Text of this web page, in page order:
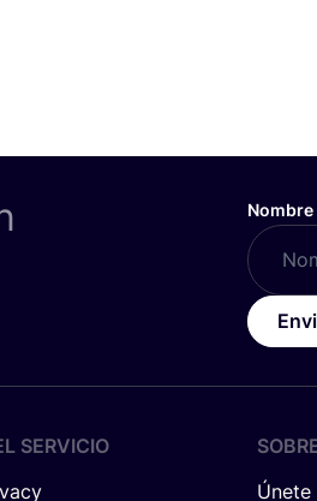
Nombre
SERVICIO
Únete